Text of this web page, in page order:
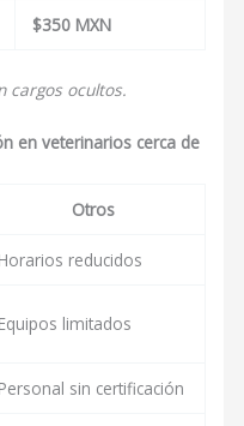
$350 MXN
cargos ocultos.
en veterinarios cerca de
Otros
Horarios reducidos
Equipos limitados
Personal sin certificación